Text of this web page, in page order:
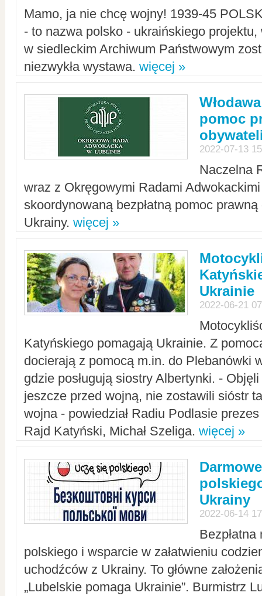
Mamo, ja nie chcę wojny! 1939-45
- to nazwa polsko - ukraińskiego
w siedleckim Archiwum Państwowym
niezwykła wystawa. więcej »
pomoc
2022-07-13
Naczelna
wraz z Okręgowymi Radami Adwokackimi
skoordynowaną bezpłatną pomoc
Ukrainy. więcej »
Ukrainie
2022-06-21
Katyńskiego pomagają Ukrainie. Z
docierają z pomocą m.in. do Plebanówki
gdzie posługują siostry Albertynki. -
jeszcze przed wojną, nie zostawili sióstr
wojna - powiedział Radiu Podlasie
Rajd Katyński, Michał Szeliga. więcej »
Ukrainy
2022-06-14
polskiego i wsparcie w załatwieniu
uchodźców z Ukrainy. To główne
„Lubelskie pomaga Ukrainie”. Burmistrz